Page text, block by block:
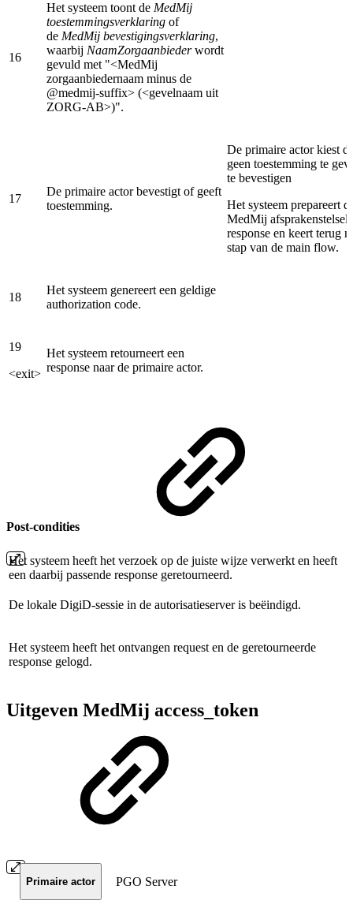
16
Het systeem toont de MedMij
toestemmingsverklaring of
de MedMij bevestigingsverklaring,
waarbij NaamZorgaanbiederwordt
gevuld met "<MedMij
zorgaanbiedernaam minus de
@medmij-suffix> (<gevelnaam uit
ZORG-AB>)".
17
De primaire actor bevestigt of geeft
toestemming.
De primaire actor kiest
geen toestemming te
te bevestigen
Het systeem prepareert
MedMij afsprakenstelsel
response en keert terug
stap van de main flow.
18
Het systeem genereert een geldige
authorization code.
19
<exit>
Het systeem retourneert een
response naar de primaire actor.
Post-condities
Het systeem heeft het verzoek op de juiste wijze verwerkt en heeft
een daarbij passende response geretourneerd.
De lokale DigiD-sessie in de autorisatieserver is beëindigd.
Het systeem heeft het ontvangen request en de geretourneerde
response gelogd.
Uitgeven MedMij access_token
Primaire actor PGO Server